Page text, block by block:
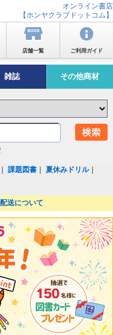
オンライン書店
【ホンヤクラブドットコム】
店舗一覧 ご利用ガイド
雑誌 その他商材
｜課題図書 ｜夏休みドリル｜
送について